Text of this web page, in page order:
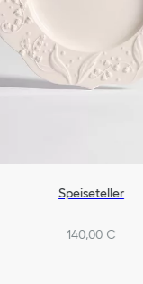
Speiseteller
140,00 €